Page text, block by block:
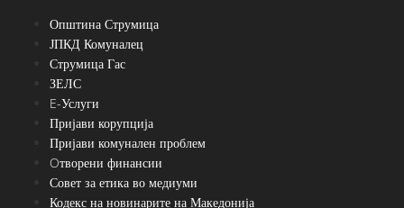
Општина Струмица
ЈПКД Комуналец
Струмица Гас
ЗЕЛС
E-Услуги
Пријави корупција
Пријави комунален проблем
Oтворени финансии
Совет за етика во медиуми
Кодекс на новинарите на Македонија